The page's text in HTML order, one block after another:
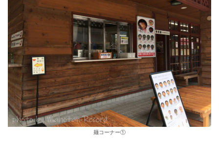
麺コーナー①